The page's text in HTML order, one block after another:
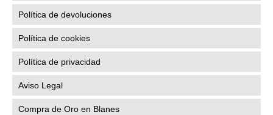
Política de devoluciones
Política de cookies
Política de privacidad
Aviso Legal
Compra de Oro en Blanes